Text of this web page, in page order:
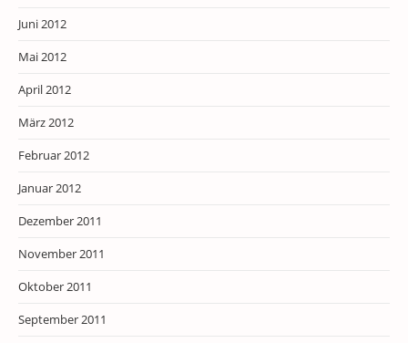
Juni 2012
Mai 2012
April 2012
März 2012
Februar 2012
Januar 2012
Dezember 2011
November 2011
Oktober 2011
September 2011